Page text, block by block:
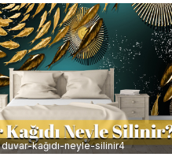
duvar-kağıdı-neyle-silinir4